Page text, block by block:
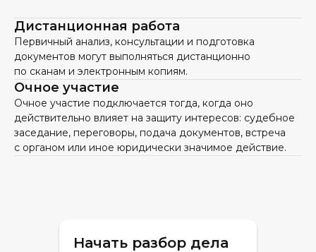
Дистанционная работа
Первичный анализ, консультации и подготовка
документов могут выполняться дистанционно
по сканам и электронным копиям.
Очное участие
Очное участие подключается тогда, когда оно
действительно влияет на защиту интересов: судебное
заседание, переговоры, подача документов, встреча
с органом или иное юридически значимое действие.
Начать разбор дела